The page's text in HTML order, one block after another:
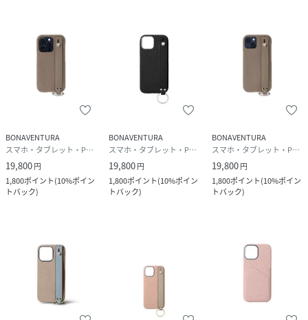
BONAVENTURA
スマホ・タブレット・PCケース/カバー
19,800円
1,800ポイント(10%ポイン
トバック)
BONAVENTURA
スマホ・タブレット・PCケース/カバー
19,800円
1,800ポイント(10%ポイン
トバック)
BONAVENTURA
スマホ・タブレット・PCケース/カバー
19,800円
1,800ポイント(10%ポイン
トバック)